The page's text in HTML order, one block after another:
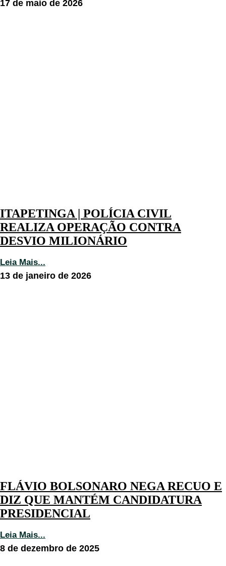
17 de maio de 2026
ITAPETINGA | POLÍCIA CIVIL
REALIZA OPERAÇÃO CONTRA
DESVIO MILIONÁRIO
Leia Mais...
13 de janeiro de 2026
FLÁVIO BOLSONARO NEGA RECUO E
DIZ QUE MANTÉM CANDIDATURA
PRESIDENCIAL
Leia Mais...
8 de dezembro de 2025